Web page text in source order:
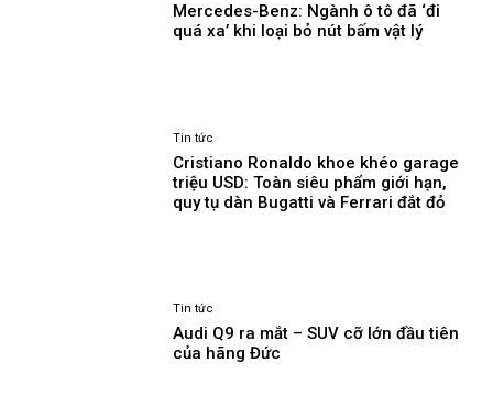
Mercedes-Benz: Ngành ô tô đã ‘đi
quá xa’ khi loại bỏ nút bấm vật lý
Tin tức
Cristiano Ronaldo khoe khéo garage
triệu USD: Toàn siêu phẩm giới hạn,
quy tụ dàn Bugatti và Ferrari đắt đỏ
Tin tức
Audi Q9 ra mắt – SUV cỡ lớn đầu tiên
của hãng Đức